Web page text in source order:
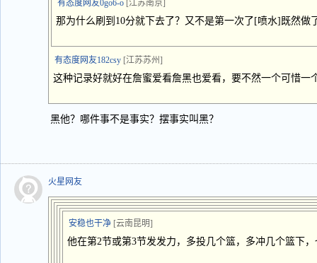
有态度网友0go6-o [江苏南京]
那为什么刷到10分就下去了？又不是第一次了[喷水]既然做
有态度网友182csy [江苏苏州]
这种记录好就好在詹蜜爱看詹黑也爱看，要不然一个可惜一
黑他？哪件事不是事实？摆事实叫黑？
火星网友
安稳也干净 [云南昆明]
他在第2节或第3节发发力，多投几个篮，多冲几个篮下